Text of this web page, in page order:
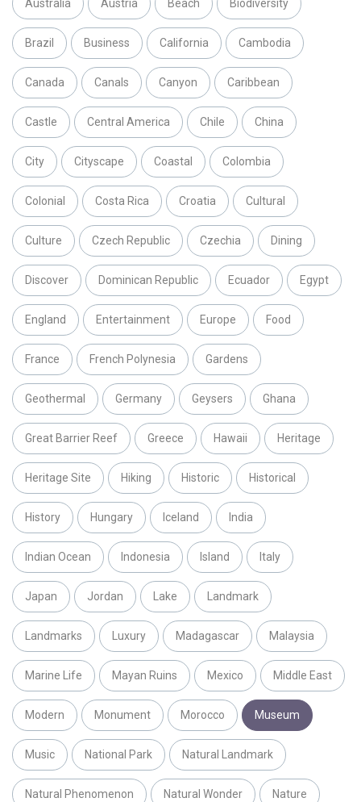
Australia Austria Beach Biodiversity
Brazil Business California Cambodia
Canada Canals Canyon Caribbean
Castle Central America Chile China
City Cityscape Coastal Colombia
Colonial Costa Rica Croatia Cultural
Culture Czech Republic Czechia Dining
Discover Dominican Republic Ecuador Egypt
England Entertainment Europe Food
France French Polynesia Gardens
Geothermal Germany Geysers Ghana
Great Barrier Reef Greece Hawaii Heritage
Heritage Site Hiking Historic Historical
History Hungary Iceland India
Indian Ocean Indonesia Island Italy
Japan Jordan Lake Landmark
Landmarks Luxury Madagascar Malaysia
Marine Life Mayan Ruins Mexico Middle East
Modern Monument Morocco Museum
Music National Park Natural Landmark
Natural Phenomenon Natural Wonder Nature